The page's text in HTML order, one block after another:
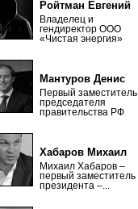
Ройтман Евгений
Владелец и
гендиректор ООО
«Чистая энергия»
Мантуров Денис
Первый заместитель
председателя
правительства РФ
Хабаров Михаил
Михаил Хабаров –
первый заместитель
президента –...